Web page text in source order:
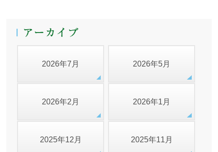
2026年7月 2026年5月
2026年2月 2026年1月
2025年12月 2025年11月